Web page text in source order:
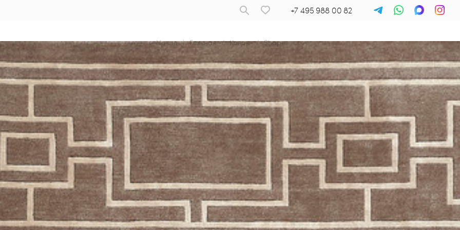
+7 495 988 00 82
Назад | Главная / Ковры / Shape